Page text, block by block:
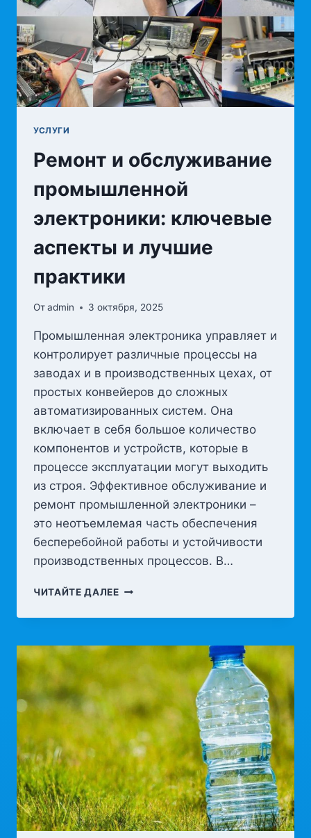
УСЛУГИ
Ремонт и обслуживание
промышленной
электроники: ключевые
аспекты и лучшие
практики
Отadmin 3 октября, 2025
Промышленная электроника управляет и
контролирует различные процессы на
заводах и в производственных цехах, от
простых конвейеров до сложных
автоматизированных систем. Она
включает в себя большое количество
компонентов и устройств, которые в
процессе эксплуатации могут выходить
из строя. Эффективное обслуживание и
ремонт промышленной электроники –
это неотъемлемая часть обеспечения
бесперебойной работы и устойчивости
производственных процессов. В…
ЧИТАЙТЕ ДАЛЕЕРЕМОНТ
ОБСЛУЖИВАНИЕ
ЭЛЕКТРОНИКИ:
АСПЕКТЫ
И
ЛУЧШИЕ
ПРАКТИКИ